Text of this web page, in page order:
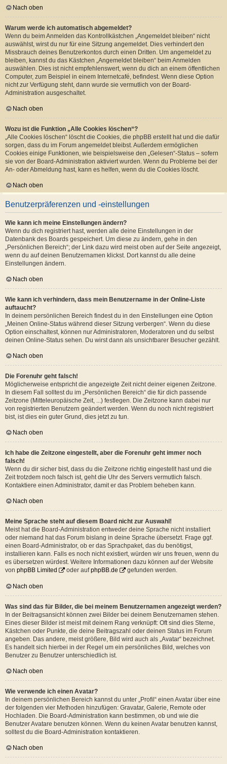
Nach oben
Warum werde ich automatisch abgemeldet?
Wenn du beim Anmelden das Kontrollkästchen „Angemeldet bleiben“ nicht
auswählst, wirst du nur für eine Sitzung angemeldet. Dies verhindert den
Missbrauch deines Benutzerkontos durch einen Dritten. Um angemeldet zu
bleiben, kannst du das Kästchen „Angemeldet bleiben“ beim Anmelden
auswählen. Dies ist nicht empfehlenswert, wenn du dich an einem öffentlichen
Computer, zum Beispiel in einem Internetcafé, befindest. Wenn diese Option
nicht zur Verfügung steht, dann wurde sie vermutlich von der Board-
Administration ausgeschaltet.
Nach oben
Wozu ist die Funktion „Alle Cookies löschen“?
„Alle Cookies löschen“ löscht die Cookies, die phpBB erstellt hat und die dafür
sorgen, dass du im Forum angemeldet bleibst. Außerdem ermöglichen
Cookies einige Funktionen, wie beispielsweise den „Gelesen“-Status – sofern
sie von der Board-Administration aktiviert wurden. Wenn du Probleme bei der
An- oder Abmeldung hast, kann es helfen, wenn du die Cookies löscht.
Nach oben
Benutzerpräferenzen und -einstellungen
Wie kann ich meine Einstellungen ändern?
Wenn du dich registriert hast, werden alle deine Einstellungen in der
Datenbank des Boards gespeichert. Um diese zu ändern, gehe in den
„Persönlichen Bereich“; der Link dazu wird meist oben auf der Seite angezeigt,
wenn du auf deinen Benutzernamen klickst. Dort kannst du alle deine
Einstellungen ändern.
Nach oben
Wie kann ich verhindern, dass mein Benutzername in der Online-Liste
auftaucht?
In deinem persönlichen Bereich findest du in den Einstellungen eine Option
„Meinen Online-Status während dieser Sitzung verbergen“. Wenn du diese
Option einschaltest, können nur Administratoren, Moderatoren und du selbst
deinen Online-Status sehen. Du wirst dann als unsichtbarer Besucher gezählt.
Nach oben
Die Forenuhr geht falsch!
Möglicherweise entspricht die angezeigte Zeit nicht deiner eigenen Zeitzone.
In diesem Fall solltest du im „Persönlichen Bereich“ die für dich passende
Zeitzone (Mitteleuropäische Zeit, ...) festlegen. Die Zeitzone kann dabei nur
von registrierten Benutzern geändert werden. Wenn du noch nicht registriert
bist, ist dies ein guter Grund, dies jetzt zu tun.
Nach oben
Ich habe die Zeitzone eingestellt, aber die Forenuhr geht immer noch
falsch!
Wenn du dir sicher bist, dass du die Zeitzone richtig eingestellt hast und die
Zeit trotzdem noch falsch ist, geht die Uhr des Servers vermutlich falsch.
Kontaktiere einen Administrator, damit er das Problem beheben kann.
Nach oben
Meine Sprache steht auf diesem Board nicht zur Auswahl!
Meist hat die Board-Administration entweder deine Sprache nicht installiert
oder niemand hat das Forum bislang in deine Sprache übersetzt. Frage ggf.
einen Board-Administrator, ob er das Sprachpaket, das du benötigst,
installieren kann. Falls es noch nicht existiert, würden wir uns freuen, wenn du
es übersetzen würdest. Weitere Informationen dazu können auf der Website
von phpBB Limited oder aufphpBB.de gefunden werden.
Nach oben
Was sind das für Bilder, die bei meinem Benutzernamen angezeigt werden?
In der Beitragsansicht können zwei Bilder bei deinem Benutzernamen stehen.
Eines dieser Bilder ist meist mit deinem Rang verknüpft: Oft sind dies Sterne,
Kästchen oder Punkte, die deine Beitragszahl oder deinen Status im Forum
angeben. Das andere, meist größere, Bild wird auch als „Avatar“ bezeichnet.
Es handelt sich hierbei in der Regel um ein persönliches Bild, welches von
Benutzer zu Benutzer unterschiedlich ist.
Nach oben
Wie verwende ich einen Avatar?
In deinem persönlichen Bereich kannst du unter „Profil“ einen Avatar über eine
der folgenden vier Methoden hinzufügen: Gravatar, Galerie, Remote oder
Hochladen. Die Board-Administration kann bestimmen, ob und wie die
Benutzer Avatare benutzen können. Wenn du keinen Avatar benutzen kannst,
solltest du die Board-Administration kontaktieren.
Nach oben